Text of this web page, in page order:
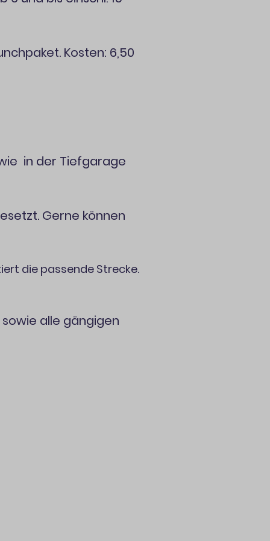
Kosten: 6,50
in der Tiefgarage
Gerne können
die passende Strecke.
alle gängigen